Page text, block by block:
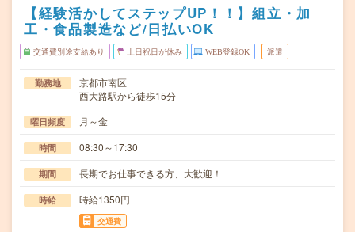
【経験活かしてステップUP！！】組立・加
工・食品製造など/日払いOK
交通費別途支給あり 土日祝日が休み WEB登録OK 派遣
勤務地
京都市南区
西大路駅から徒歩15分
曜日頻度 月～金
時間 08:30～17:30
期間 長期でお仕事できる方、大歓迎！
時給 時給1350円
交通費